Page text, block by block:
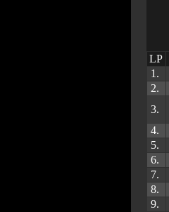
LP
1.
2.
3.
4.
5.
6.
7.
8.
9.